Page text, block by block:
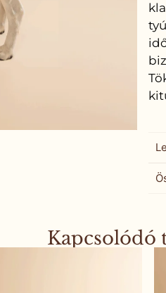
Kapcsolódó